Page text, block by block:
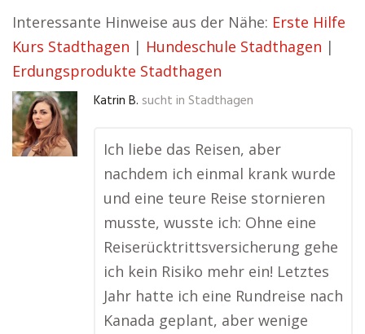
Interessante Hinweise aus der Nähe: Erste Hilfe
Kurs Stadthagen | Hundeschule Stadthagen |
Erdungsprodukte Stadthagen
Katrin B. sucht in Stadthagen
Ich liebe das Reisen, aber
nachdem ich einmal krank wurde
und eine teure Reise stornieren
musste, wusste ich: Ohne eine
Reiserücktrittsversicherung gehe
ich kein Risiko mehr ein! Letztes
Jahr hatte ich eine Rundreise nach
Kanada geplant, aber wenige